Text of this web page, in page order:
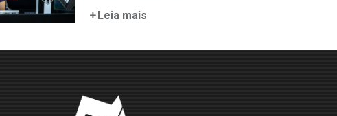
Leia mais